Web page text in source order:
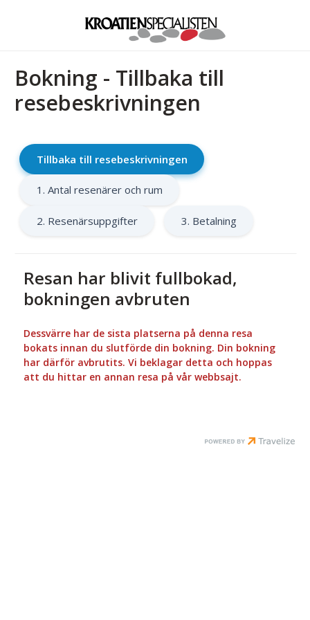
Bokning - Tillbaka till
resebeskrivningen
Tillbaka till resebeskrivningen
1. Antal resenärer och rum
2. Resenärsuppgifter 3. Betalning
Resan har blivit fullbokad,
bokningen avbruten
Dessvärre har de sista platserna på denna resa
bokats innan du slutförde din bokning. Din bokning
har därför avbrutits. Vi beklagar detta och hoppas
att du hittar en annan resa på vår webbsajt.